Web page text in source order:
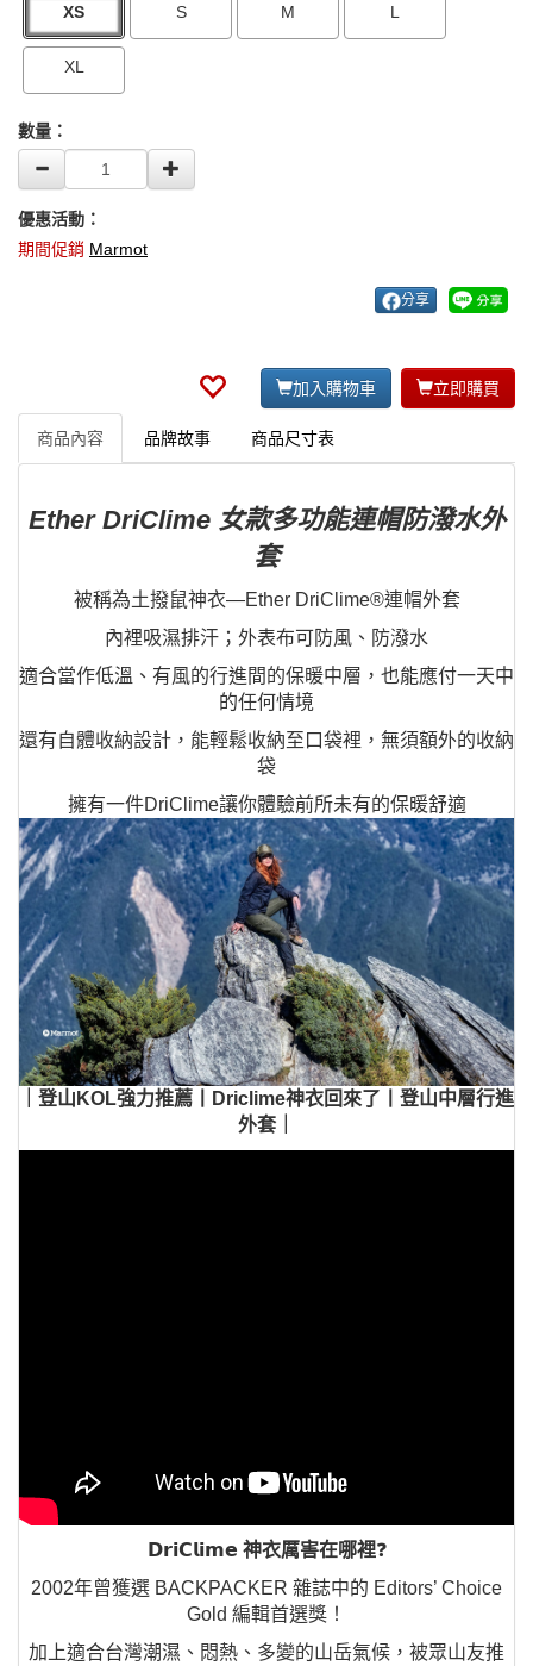
XS
S M L
XL
數量：
優惠活動：
期間促銷 Marmot
分享
加入購物車 立即購買
商品內容 品牌故事 商品尺寸表
Ether DriClime 女款多功能連帽防潑水外
套
被稱為土撥鼠神衣—Ether DriClime®連帽外套
內裡吸濕排汗；外表布可防風、防潑水
適合當作低溫、有風的行進間的保暖中層，也能應付一天中
的任何情境
還有自體收納設計，能輕鬆收納至口袋裡，無須額外的收納
袋
擁有一件DriClime讓你體驗前所未有的保暖舒適
｜登山KOL強力推薦丨Driclime神衣回來了丨登山中層行進
外套｜
𝗗𝗿𝗶𝗖𝗹𝗶𝗺𝗲 神衣厲害在哪裡❓
2002年曾獲選 BACKPACKER 雜誌中的 Editors’ Choice
Gold 編輯首選獎！
加上適合台灣潮濕、悶熱、多變的山岳氣候，被眾山友推